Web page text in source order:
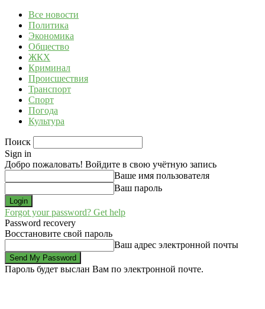
Все новости
Политика
Экономика
Общество
ЖКХ
Криминал
Происшествия
Транспорт
Спорт
Погода
Культура
Поиск
Sign in
Добро пожаловать! Войдите в свою учётную запись
Ваше имя пользователя
Ваш пароль
Forgot your password? Get help
Password recovery
Восстановите свой пароль
Ваш адрес электронной почты
Пароль будет выслан Вам по электронной почте.